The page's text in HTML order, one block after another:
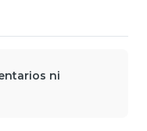
ni